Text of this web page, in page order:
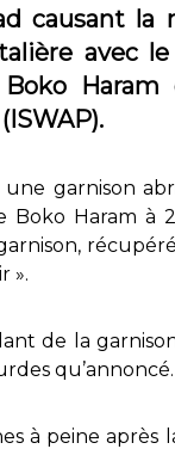
causant la
avec
une garnison
Haram à
».
de la
qu’annoncé.
à peine après